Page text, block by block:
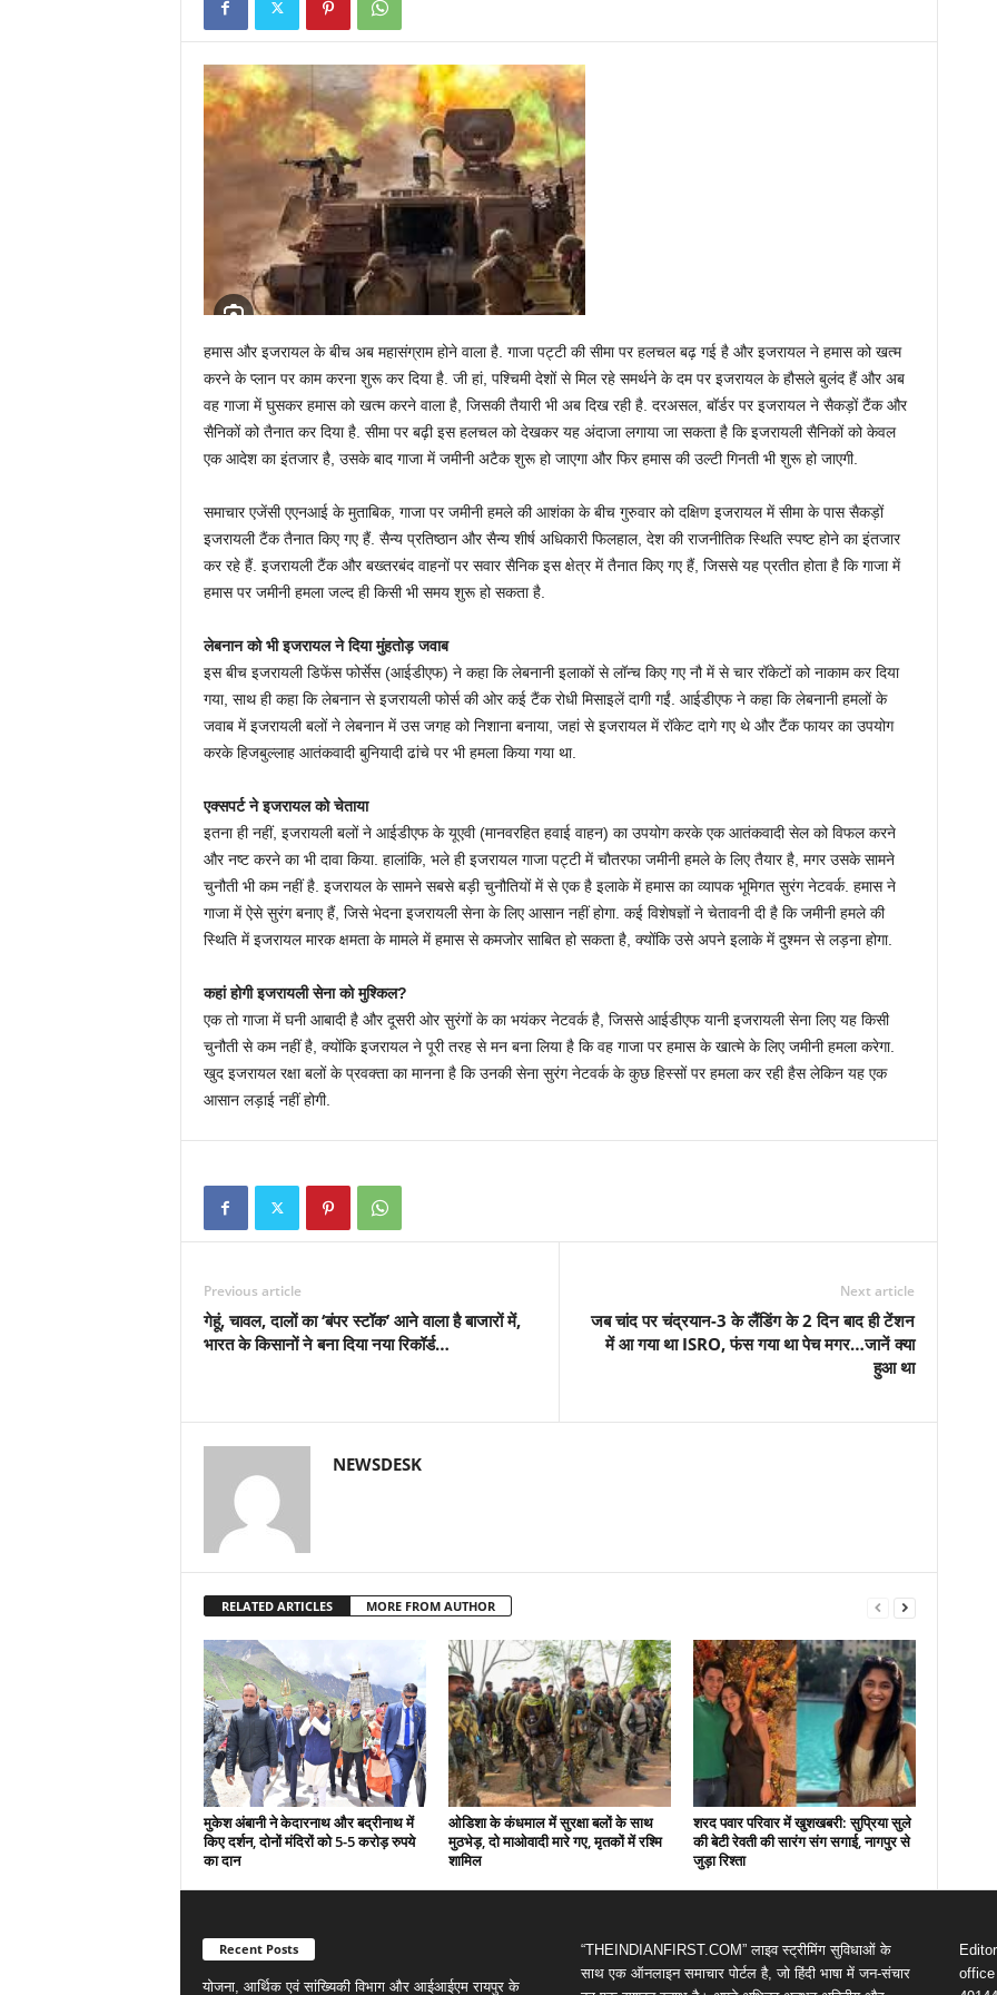
हमास और इजरायल के बीच अब महासंग्राम होने वाला है. गाजा पट्टी की सीमा पर हलचल बढ़ गई है और इजरायल ने हमास को खत्म
करने के प्लान पर काम करना शुरू कर दिया है. जी हां, पश्चिमी देशों से मिल रहे समर्थने के दम पर इजरायल के हौसले बुलंद हैं और अब
वह गाजा में घुसकर हमास को खत्म करने वाला है, जिसकी तैयारी भी अब दिख रही है. दरअसल, बॉर्डर पर इजरायल ने सैकड़ों टैंक और
सैनिकों को तैनात कर दिया है. सीमा पर बढ़ी इस हलचल को देखकर यह अंदाजा लगाया जा सकता है कि इजरायली सैनिकों को केवल
एक आदेश का इंतजार है, उसके बाद गाजा में जमीनी अटैक शुरू हो जाएगा और फिर हमास की उल्टी गिनती भी शुरू हो जाएगी.
समाचार एजेंसी एएनआई के मुताबिक, गाजा पर जमीनी हमले की आशंका के बीच गुरुवार को दक्षिण इजरायल में सीमा के पास सैकड़ों
इजरायली टैंक तैनात किए गए हैं. सैन्य प्रतिष्ठान और सैन्य शीर्ष अधिकारी फिलहाल, देश की राजनीतिक स्थिति स्पष्ट होने का इंतजार
कर रहे हैं. इजरायली टैंक और बख्तरबंद वाहनों पर सवार सैनिक इस क्षेत्र में तैनात किए गए हैं, जिससे यह प्रतीत होता है कि गाजा में
हमास पर जमीनी हमला जल्द ही किसी भी समय शुरू हो सकता है.
लेबनान को भी इजरायल ने दिया मुंहतोड़ जवाब
इस बीच इजरायली डिफेंस फोर्सेस (आईडीएफ) ने कहा कि लेबनानी इलाकों से लॉन्च किए गए नौ में से चार रॉकेटों को नाकाम कर दिया
गया, साथ ही कहा कि लेबनान से इजरायली फोर्स की ओर कई टैंक रोधी मिसाइलें दागी गईं. आईडीएफ ने कहा कि लेबनानी हमलों के
जवाब में इजरायली बलों ने लेबनान में उस जगह को निशाना बनाया, जहां से इजरायल में रॉकेट दागे गए थे और टैंक फायर का उपयोग
करके हिजबुल्लाह आतंकवादी बुनियादी ढांचे पर भी हमला किया गया था.
एक्सपर्ट ने इजरायल को चेताया
इतना ही नहीं, इजरायली बलों ने आईडीएफ के यूएवी (मानवरहित हवाई वाहन) का उपयोग करके एक आतंकवादी सेल को विफल करने
और नष्ट करने का भी दावा किया. हालांकि, भले ही इजरायल गाजा पट्टी में चौतरफा जमीनी हमले के लिए तैयार है, मगर उसके सामने
चुनौती भी कम नहीं है. इजरायल के सामने सबसे बड़ी चुनौतियों में से एक है इलाके में हमास का व्यापक भूमिगत सुरंग नेटवर्क. हमास ने
गाजा में ऐसे सुरंग बनाए हैं, जिसे भेदना इजरायली सेना के लिए आसान नहीं होगा. कई विशेषज्ञों ने चेतावनी दी है कि जमीनी हमले की
स्थिति में इजरायल मारक क्षमता के मामले में हमास से कमजोर साबित हो सकता है, क्योंकि उसे अपने इलाके में दुश्मन से लड़ना होगा.
कहां होगी इजरायली सेना को मुश्किल?
एक तो गाजा में घनी आबादी है और दूसरी ओर सुरंगों के का भयंकर नेटवर्क है, जिससे आईडीएफ यानी इजरायली सेना लिए यह किसी
चुनौती से कम नहीं है, क्योंकि इजरायल ने पूरी तरह से मन बना लिया है कि वह गाजा पर हमास के खात्मे के लिए जमीनी हमला करेगा.
खुद इजरायल रक्षा बलों के प्रवक्ता का मानना है कि उनकी सेना सुरंग नेटवर्क के कुछ हिस्सों पर हमला कर रही हैस लेकिन यह एक
आसान लड़ाई नहीं होगी.
Previous article
गेहूं, चावल, दालों का ‘बंपर स्‍टॉक’ आने वाला है बाजारों में,
भारत के किसानों ने बना दिया नया रिकॉर्ड…
Next article
जब चांद पर चंद्रयान-3 के लैंडिंग के 2 दिन बाद ही टेंशन
में आ गया था ISRO, फंस गया था पेच मगर…जानें क्या
हुआ था
NEWSDESK
RELATED ARTICLES MORE FROM AUTHOR
मुकेश अंबानी ने केदारनाथ और बद्रीनाथ में
किए दर्शन, दोनों मंदिरों को 5-5 करोड़ रुपये
का दान
ओडिशा के कंधमाल में सुरक्षा बलों के साथ
मुठभेड़, दो माओवादी मारे गए, मृतकों में रश्मि
शामिल
शरद पवार परिवार में खुशखबरी: सुप्रिया सुले
की बेटी रेवती की सारंग संग सगाई, नागपुर से
जुड़ा रिश्ता
Recent Posts
योजना, आर्थिक एवं सांख्यिकी विभाग और आईआईएम रायपुर के
“THEINDIANFIRST.COM” लाइव स्ट्रीमिंग सुविधाओं के
साथ एक ऑनलाइन समाचार पोर्टल है, जो हिंदी भाषा में जन-संचार
office